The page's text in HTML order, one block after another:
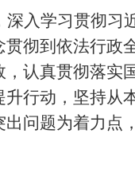
入学习贯彻习
彻到依法行政
认真贯彻落实
行动，坚持从
问题为着力点